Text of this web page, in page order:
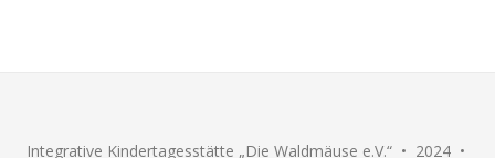
Integrative Kindertagesstätte „Die Waldmäuse e.V.“ • 2024 •